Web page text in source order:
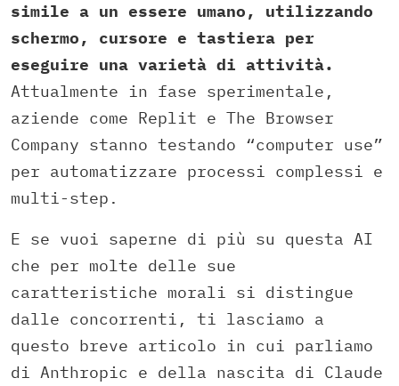
simile a un essere umano, utilizzando
schermo, cursore e tastiera per
eseguire una varietà di attività.
Attualmente in fase sperimentale,
aziende come Replit e The Browser
Company stanno testando “computer use”
per automatizzare processi complessi e
multi-step.
E se vuoi saperne di più su questa AI
che per molte delle sue
caratteristiche morali si distingue
dalle concorrenti, ti lasciamo a
questo breve articolo in cui parliamo
di Anthropic e della nascita di Claude